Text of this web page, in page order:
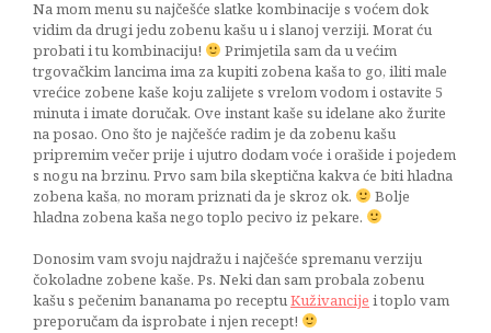
Na mom menu su najčešće slatke kombinacije s voćem dok
vidim da drugi jedu zobenu kašu u i slanoj verziji. Morat ću
probati i tu kombinaciju!
Primjetila sam da u većim
trgovačkim lancima ima za kupiti zobena kaša to go, iliti male
vrećice zobene kaše koju zalijete s vrelom vodom i ostavite 5
minuta i imate doručak. Ove instant kaše su idelane ako žurite
na posao. Ono što je najčešće radim je da zobenu kašu
pripremim večer prije i ujutro dodam voće i orašide i pojedem
s nogu na brzinu. Prvo sam bila skeptična kakva će biti hladna
zobena kaša, no moram priznati da je skroz ok.
Bolje
hladna zobena kaša nego toplo pecivo iz pekare.
Donosim vam svoju najdražu i najčešće spremanu verziju
čokoladne zobene kaše. Ps. Neki dan sam probala zobenu
kašu s pečenim bananama po receptuKuživancije i toplo vam
preporučam da isprobate i njen recept!